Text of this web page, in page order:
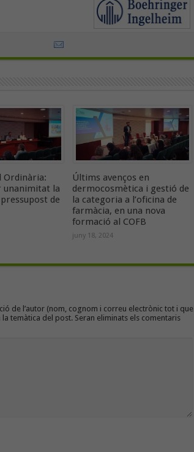
Ordinària:
unanimitat la
de
Últims avenços en
dermocosmètica i gestió de
la categoria a l’oficina de
farmàcia, en una nova
formació al COFB
juny 18, 2024
de l’autor (nom, cognom i correu electrònic tot i que
temàtica del post. Seran eliminats els comentaris